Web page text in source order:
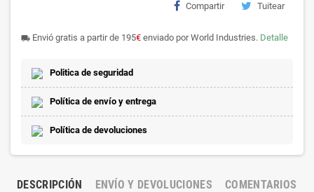
Compartir Tuitear
local_shipping Envió gratis a partir de 195€ enviado por World Industries. Detalle
Politica de seguridad
Política de envío y entrega
Política de devoluciones
DESCRIPCIÓN ENVÍO Y DEVOLUCIONES COMENTARIOS